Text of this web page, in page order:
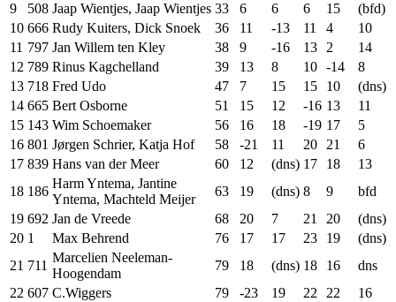
9
508 Jaap Wientjes, Jaap Wientjes 33 6 6 6 15
(bfd)
10 666 Rudy Kuiters, Dick Snoek 36 11 -13 11 4
10
11 797 Jan Willem ten Kley 38 9 -16 13 2
14
12 789 Rinus Kagchelland 39 13 8 10 -14
8
13 718 Fred Udo 47 7 15 15 10
(dns)
14 665 Bert Osborne 51 15 12 -16 13
11
15 143 Wim Schoemaker 56 16 18 -19 17
5
16 801 Jørgen Schrier, Katja Hof 58 -21 11 20 21
6
17 839 Hans van der Meer 60 12 (dns) 17 18
13
18 186
Harm Yntema, Jantine
Yntema, Machteld Meijer
63 19 (dns) 8 9
bfd
19 692 Jan de Vreede 68 20 7 21 20
(dns)
20 1 Max Behrend 76 17 17 23 19
(dns)
21 711
Marcelien Neeleman-
Hoogendam
79 18 (dns) 18 16
dns
22 607 C.Wiggers 79 -23 19 22 22
16